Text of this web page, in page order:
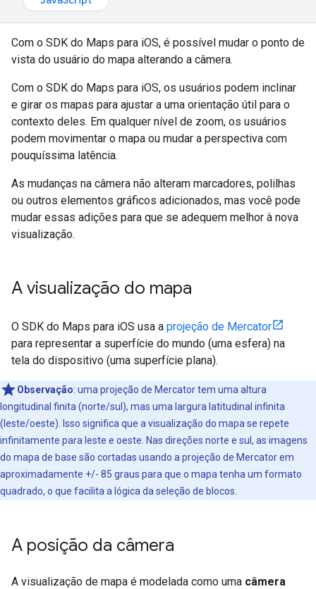
Com o SDK do Maps para iOS, é possível mudar o ponto de
vista do usuário do mapa alterando a câmera.
Com o SDK do Maps para iOS, os usuários podem inclinar
e girar os mapas para ajustar a uma orientação útil para o
contexto deles. Em qualquer nível de zoom, os usuários
podem movimentar o mapa ou mudar a perspectiva com
pouquíssima latência.
As mudanças na câmera não alteram marcadores, polilhas
ou outros elementos gráficos adicionados, mas você pode
mudar essas adições para que se adequem melhor à nova
visualização.
A visualização do mapa
O SDK do Maps para iOS usa a projeção de Mercator
para representar a superfície do mundo (uma esfera) na
tela do dispositivo (uma superfície plana).
Observação: uma projeção de Mercator tem uma altura
longitudinal finita (norte/sul), mas uma largura latitudinal infinita
(leste/oeste). Isso significa que a visualização do mapa se repete
infinitamente para leste e oeste. Nas direções norte e sul, as imagens
do mapa de base são cortadas usando a projeção de Mercator em
aproximadamente +/- 85 graus para que o mapa tenha um formato
quadrado, o que facilita a lógica da seleção de blocos.
A posição da câmera
A visualização de mapa é modelada como uma câmera